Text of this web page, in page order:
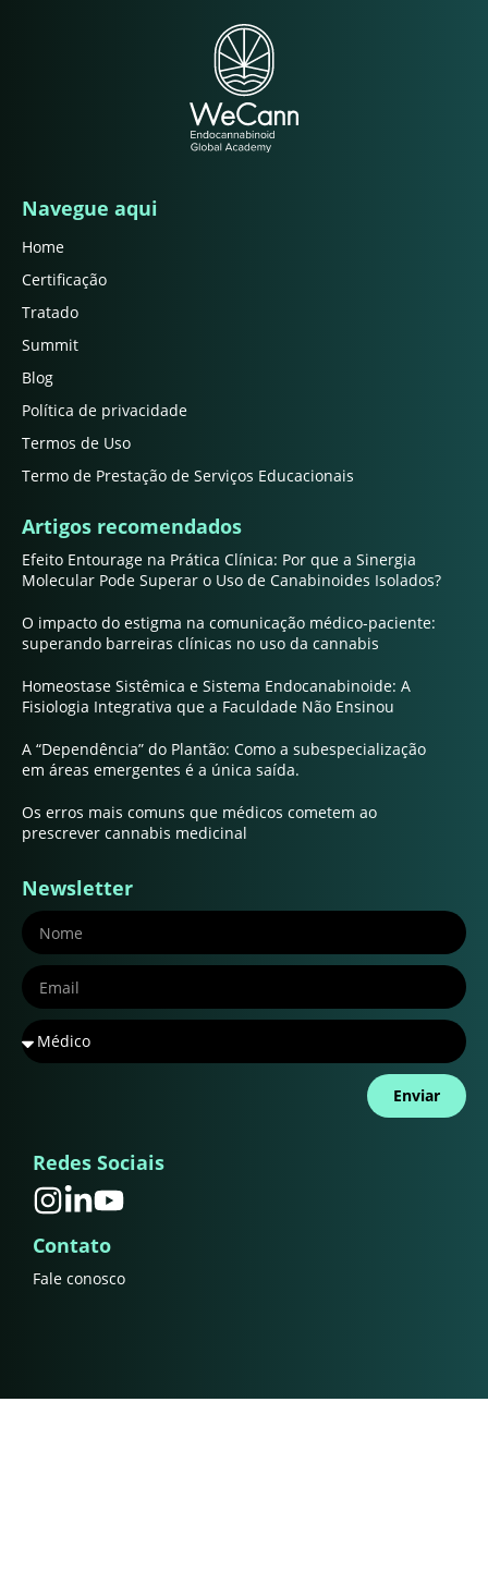
Navegue aqui
Home
Certificação
Tratado
Summit
Blog
Política de privacidade
Termos de Uso
Termo de Prestação de Serviços Educacionais
Artigos recomendados
Efeito Entourage na Prática Clínica: Por que a Sinergia
Molecular Pode Superar o Uso de Canabinoides Isolados?
O impacto do estigma na comunicação médico-paciente:
superando barreiras clínicas no uso da cannabis
Homeostase Sistêmica e Sistema Endocanabinoide: A
Fisiologia Integrativa que a Faculdade Não Ensinou
A “Dependência” do Plantão: Como a subespecialização
em áreas emergentes é a única saída.
Os erros mais comuns que médicos cometem ao
prescrever cannabis medicinal
Newsletter
Enviar
Redes Sociais
Contato
Fale conosco